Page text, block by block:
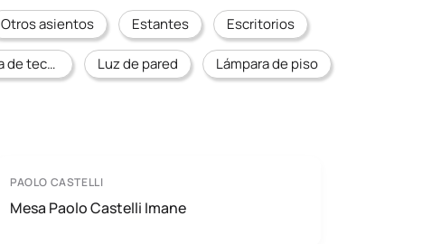
Otros asientos Estantes Escritorios
Lámpara de techo Luz de pared Lámpara de piso
PAOLO CASTELLI
Mesa Paolo Castelli Imane